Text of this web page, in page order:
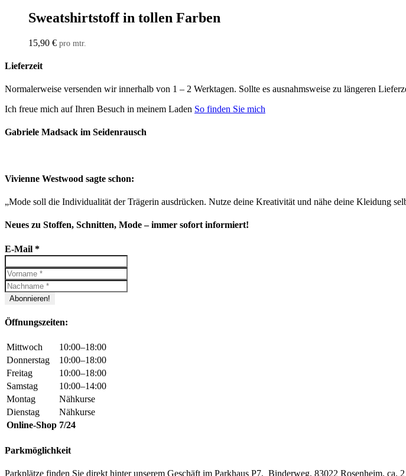
Sweatshirtstoff in tollen Farben
15,90 € pro mtr.
Lieferzeit
Normalerweise versenden wir innerhalb von 1 – 2 Werktagen. Sollte es ausnahmsweise zu längeren
Ich freue mich auf Ihren Besuch in meinem Laden So finden Sie mich
Gabriele Madsack im Seidenrausch
Vivienne Westwood sagte schon:
„Mode soll die Individualität der Trägerin ausdrücken. Nutze deine Kreativität und nähe deine Kleidung
Neues zu Stoffen, Schnitten, Mode – immer sofort informiert!
E-Mail *
Öffnungszeiten:
Mittwoch
10:00–18:00
Donnerstag
10:00–18:00
Freitag
10:00–18:00
Samstag
10:00–14:00
Montag
Nähkurse
Dienstag
Nähkurse
Online-Shop 7/24
Parkmöglichkeit
Parkplätze finden Sie direkt hinter unserem Geschäft im Parkhaus P7, Binderweg, 83022 Rosenheim. ca.